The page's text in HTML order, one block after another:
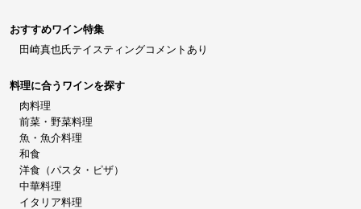
おすすめワイン特集
田崎真也氏テイスティングコメントあり
料理に合うワインを探す
肉料理
前菜・野菜料理
魚・魚介料理
和食
洋食（パスタ・ピザ）
中華料理
イタリア料理